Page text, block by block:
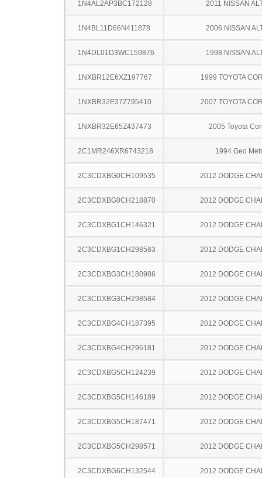
1N4AL2AP3BC172128 2011 NISSAN
1N4BL11D66N411878 2006 NISSAN
1N4DL01D3WC159876 1998 NISSAN
1NXBR12E6XZ197767 1999 TOYOTA
1NXBR32E37Z795410 2007 TOYOTA
1NXBR32E65Z437473 2005 Toyota
2C1MR246XR6743218 1994 Geo
2C3CDXBG0CH109535 2012 DODGE
2C3CDXBG0CH218870 2012 DODGE
2C3CDXBG1CH146321 2012 DODGE
2C3CDXBG1CH298583 2012 DODGE
2C3CDXBG3CH180986 2012 DODGE
2C3CDXBG3CH298584 2012 DODGE
2C3CDXBG4CH187395 2012 DODGE
2C3CDXBG4CH296181 2012 DODGE
2C3CDXBG5CH124239 2012 DODGE
2C3CDXBG5CH146189 2012 DODGE
2C3CDXBG5CH187471 2012 DODGE
2C3CDXBG5CH298571 2012 DODGE
2C3CDXBG6CH132544 2012 DODGE